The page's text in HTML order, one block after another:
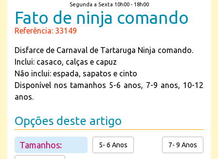
Segunda a Sexta 10h00 - 18h00
Fato de ninja comando
Referência: 33149
Disfarce de Carnaval de Tartaruga Ninja comando.
Inclui: casaco, calças e capuz
Não inclui: espada, sapatos e cinto
Disponível nos tamanhos 5-6 anos, 7-9 anos, 10-12
anos.
Opções deste artigo
Tamanhos: 5- 6 Anos 7- 9 Anos